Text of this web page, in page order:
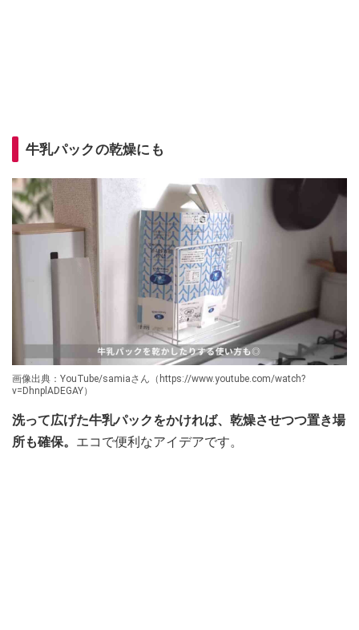
牛乳パックの乾燥にも
画像出典：YouTube/samiaさん（https://www.youtube.com/watch?
v=DhnplADEGAY）
洗って広げた牛乳パックをかければ、乾燥させつつ置き場
所も確保。 エコで便利なアイデアです。